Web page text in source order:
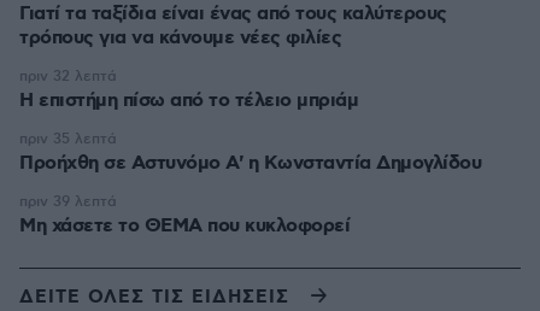
Γιατί τα ταξίδια είναι ένας από τους καλύτερους
τρόπους για να κάνουμε νέες φιλίες
Η επιστήμη πίσω από το τέλειο μπριάμ
πριν 32 λεπτά
Προήχθη σε Αστυνόμο Α' η Κωνσταντία Δημογλίδου
πριν 35 λεπτά
Μη χάσετε το ΘΕΜΑ που κυκλοφορεί
πριν 39 λεπτά
ΔΕΙΤΕ ΟΛΕΣ ΤΙΣ ΕΙΔΗΣΕΙΣ